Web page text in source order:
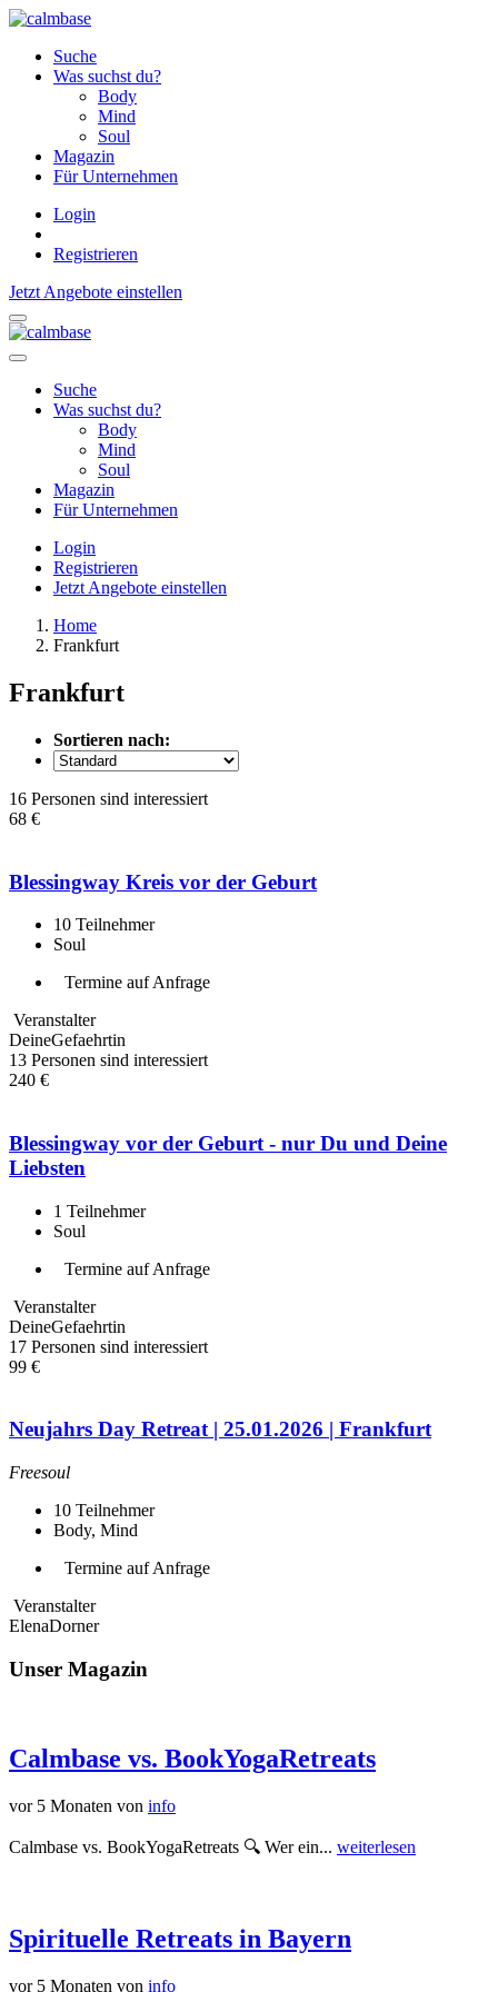
Suche
Was suchst du?
Body
Mind
Soul
Magazin
Für Unternehmen
Login
Registrieren
Jetzt Angebote einstellen
Suche
Was suchst du?
Body
Mind
Soul
Magazin
Für Unternehmen
Login
Registrieren
Jetzt Angebote einstellen
Home
Frankfurt
Frankfurt
Sortieren nach:
16 Personen sind interessiert
68 €
Blessingway Kreis vor der Geburt
10 Teilnehmer
Soul
Termine auf Anfrage
Veranstalter
DeineGefaehrtin
13 Personen sind interessiert
240 €
Blessingway vor der Geburt - nur Du und Deine
Liebsten
1 Teilnehmer
Soul
Termine auf Anfrage
Veranstalter
DeineGefaehrtin
17 Personen sind interessiert
99 €
Neujahrs Day Retreat | 25.01.2026 | Frankfurt
Freesoul
10 Teilnehmer
Body, Mind
Termine auf Anfrage
Veranstalter
ElenaDorner
Unser Magazin
Calmbase vs. BookYogaRetreats
vor 5 Monaten von info
Calmbase vs. BookYogaRetreats 🔍 Wer ein... weiterlesen
Spirituelle Retreats in Bayern
vor 5 Monaten von info